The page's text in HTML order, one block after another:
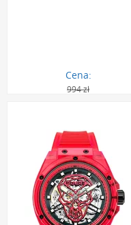
Cena:
994 zł